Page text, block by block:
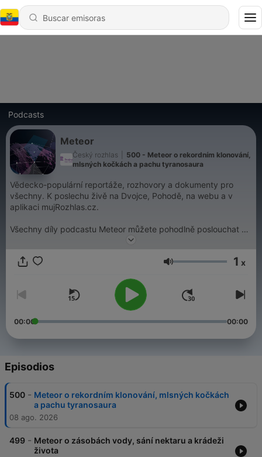
Podcasts
Meteor
Český rozhlas
500 - Meteor o rekordním klonování,
mlsných kočkách a pachu tyranosaura
Vědecko-populární reportáže, rozhovory a dokumenty pro
všechny. K poslechu živě na Dvojce, Pohodě, na webu a v
aplikaci mujRozhlas.cz.
Všechny díly podcastu Meteor můžete pohodlně poslouchat v
mobilní aplikaci mujRozhlas proAndroid
Volumen 1 x
00:00 00:00
Episodios
500 - Meteor o rekordním klonování, mlsných kočkách
a pachu tyranosaura
08 ago. 2026
499 - Meteor o zásobách vody, sání nektaru a krádeži
života